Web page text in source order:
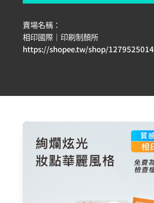
賣場名稱：
相印國際｜印刷制顏所
https://shopee.tw/shop/1279525014